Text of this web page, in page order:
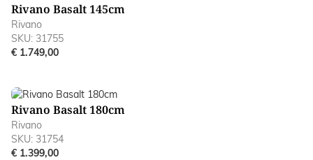
Rivano Basalt 145cm
Rivano
SKU: 31755
€ 1.749,00
Rivano Basalt 180cm
Rivano
SKU: 31754
€ 1.399,00